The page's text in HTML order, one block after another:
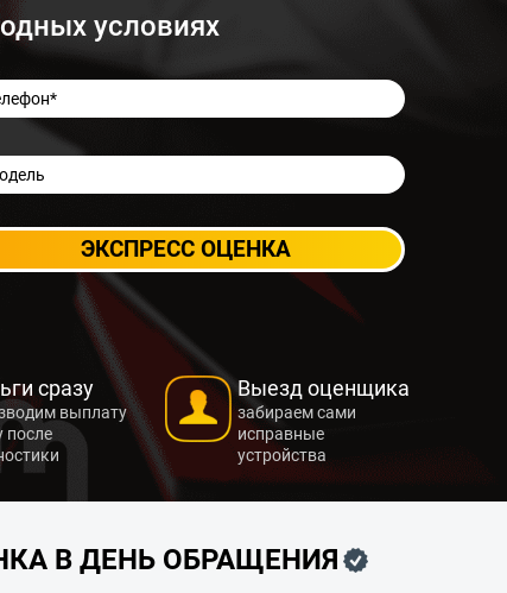
условиях
ЭКСПРЕСС ОЦЕНКА
сразу
выплату
после
Выезд оценщика
забираем сами
исправные
устройства
В ДЕНЬ ОБРАЩЕНИЯ